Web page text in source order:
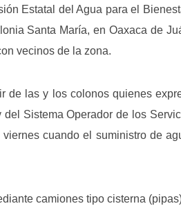
Estatal del Agua para el
Santa María, en Oaxaca de
vecinos de la zona.
de las y los colonos quienes
Sistema Operador de los
cuando el suministro de
camiones tipo cisterna